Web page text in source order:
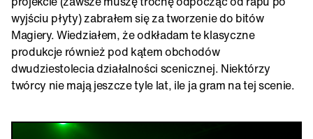
wyjściu płyty) zabrałem się za tworzenie do bitów
Magiery. Wiedziałem, że odkładam te klasyczne
produkcje również pod kątem obchodów
dwudziestolecia działalności scenicznej. Niektórzy
twórcy nie mają jeszcze tyle lat, ile ja gram na tej scenie.